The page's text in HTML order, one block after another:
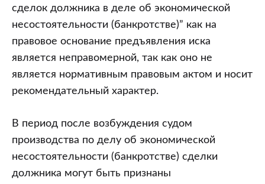
сделок должника в деле об экономической
несостоятельности (банкротстве)” как на
правовое основание предъявления иска
является неправомерной, так как оно не
является нормативным правовым актом и носит
рекомендательный характер.
В период после возбуждения судом
производства по делу об экономической
несостоятельности (банкротстве) сделки
должника могут быть признаны